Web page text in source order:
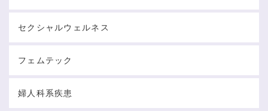
セクシャルウェルネス
フェムテック
婦人科系疾患